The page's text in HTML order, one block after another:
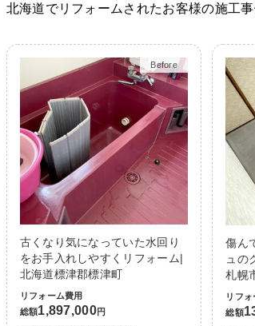
北海道でリフォームされたお客様の施工
Before
After
古くなり気になっていた水回り
をお手入れしやすくリフォーム|
北海道標津郡標津町
リフォーム費用
総額1,897,000円
傷ん
ュの
札幌
リフォ
総額